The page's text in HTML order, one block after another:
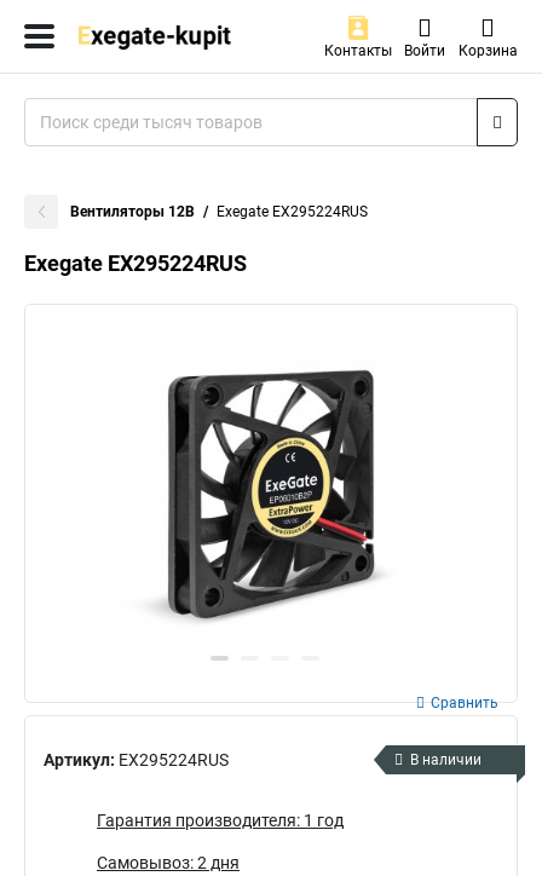
Контакты Войти Корзина
Вентиляторы 12В Exegate EX295224RUS
Exegate EX295224RUS
Артикул: EX295224RUS
Сравнить
В наличии
Гарантия производителя: 1 год
Самовывоз: 2 дня